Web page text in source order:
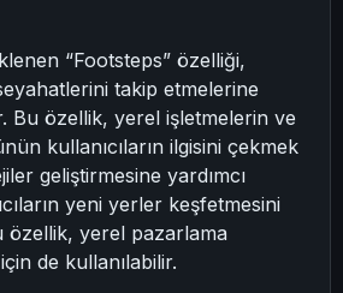
“Footsteps” özelliği,
takip etmelerine
Bu özellik, yerel işletmelerin ve
kullanıcıların ilgisini çekmek
geliştirmesine yardımcı
yeni yerler keşfetmesini
özellik, yerel pazarlama
de kullanılabilir.